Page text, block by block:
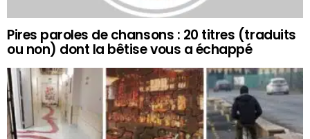
Pires paroles de chansons : 20 titres (traduits
ou non) dont la bêtise vous a échappé